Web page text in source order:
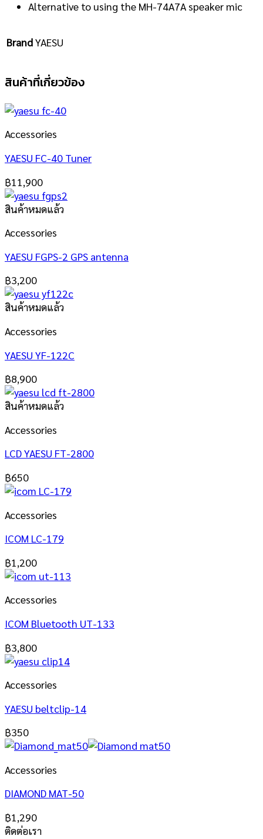
Alternative to using the MH-74A7A speaker mic
BrandYAESU
สินค้าที่เกี่ยวข้อง
Accessories
YAESU FC-40 Tuner
฿11,900
สินค้าหมดแล้ว
Accessories
YAESU FGPS-2 GPS antenna
฿3,200
สินค้าหมดแล้ว
Accessories
YAESU YF-122C
฿8,900
สินค้าหมดแล้ว
Accessories
LCD YAESU FT-2800
฿650
Accessories
ICOM LC-179
฿1,200
Accessories
ICOM Bluetooth UT-133
฿3,800
Accessories
YAESU beltclip-14
฿350
Accessories
DIAMOND MAT-50
฿1,290
ติดต่อเรา